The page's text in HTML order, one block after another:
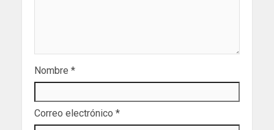
Nombre *
Correo electrónico *